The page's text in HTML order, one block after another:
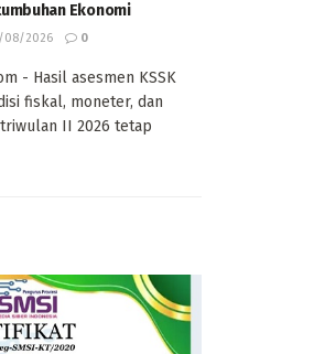
Ekonomi
2026 0
- Hasil asesmen KSSK
fiskal, moneter, dan
II 2026 tetap